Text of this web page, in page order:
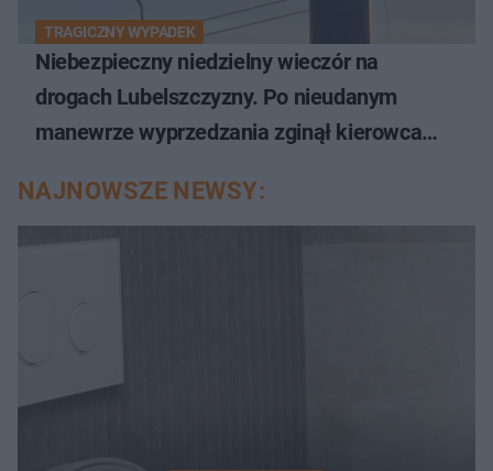
TRAGICZNY WYPADEK
Niebezpieczny niedzielny wieczór na
drogach Lubelszczyzny. Po nieudanym
manewrze wyprzedzania zginął kierowca
NAJNOWSZE NEWSY: